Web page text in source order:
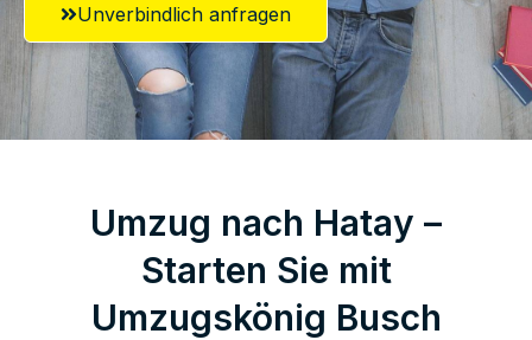
Unverbindlich anfragen
Umzug nach Hatay –
Starten Sie mit
Umzugskönig Busch